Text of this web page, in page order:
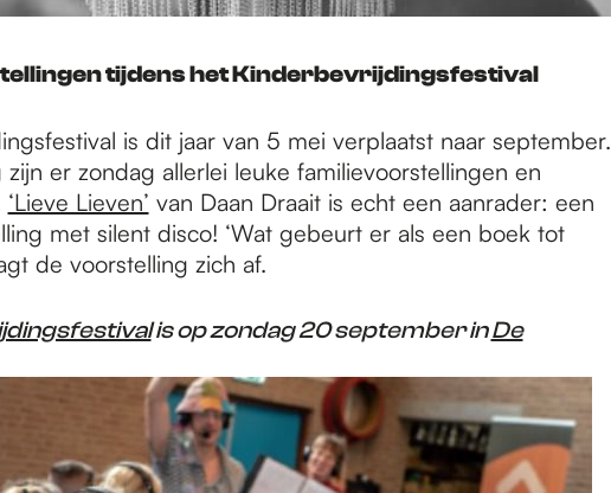
tijdens het Kinderbevrijdingsfestival
is dit jaar van 5 mei verplaatst naar september.
er zondag allerlei leuke familievoorstellingen en
‘Lieve Lieven’ van Daan Draait is echt een aanrader: een
met silent disco! ‘Wat gebeurt er als een boek tot
de voorstelling zich af.
is op zondag 20 september inDe